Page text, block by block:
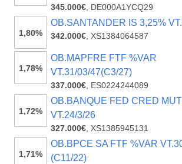
345.000€, DE000A1YCQ29
1,80%
OB.SANTANDER IS 3,25%
342.000€,XS1384064587
1,78%
OB.MAPFRE FTF %VAR
VT.31/03/47(C3/27)
337.000€, ES0224244089
1,72%
OB.BANQUE FED CRED
VT.24/3/26
327.000€,XS1385945131
1,71%
OB.BPCE SA FTF %VAR
(C11/22)